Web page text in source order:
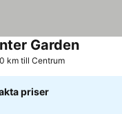
GardenSe priser
km till Centrum
priser